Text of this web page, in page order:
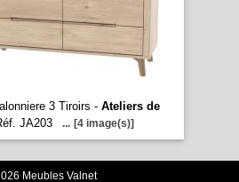
3 Tiroirs - Ateliers de
JA203 ... [4 image(s)]
Meubles Valnet